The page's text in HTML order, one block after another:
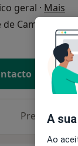
geral · Mais
de Cambra
PreçosA
Ao